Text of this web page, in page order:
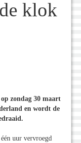
klok
zondag 30 maart
en wordt de
uur vervroegd